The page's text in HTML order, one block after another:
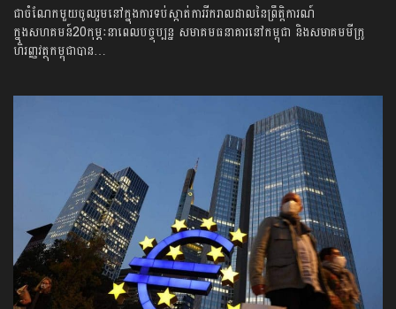
ជាចំណែកមួយចូលរួមនៅក្នុងការទប់ស្កាត់ការរីករាលដាលនៃព្រឹត្តិការណ៍
ក្នុងសហគមន៍20កុម្ភៈនាពេលបច្ចុប្បន្ន សមាគមធនាគារនៅកម្ពុជា និងសមាគមមី​ក្រូ​
ហិរញ្ញវត្ថុកម្ពុជាបាន…